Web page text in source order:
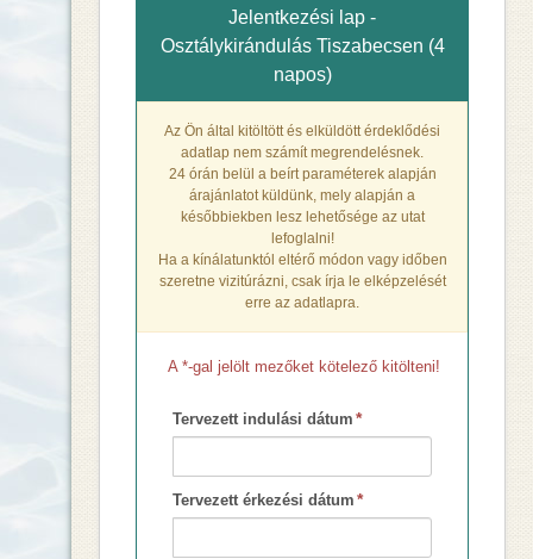
Jelentkezési lap -
Osztálykirándulás Tiszabecsen (4
napos)
Az Ön által kitöltött és elküldött érdeklődési
adatlap nem számít megrendelésnek.
24 órán belül a beírt paraméterek alapján
árajánlatot küldünk, mely alapján a
későbbiekben lesz lehetősége az utat
lefoglalni!
Ha a kínálatunktól eltérő módon vagy időben
szeretne vizitúrázni, csak írja le elképzelését
erre az adatlapra.
A *-gal jelölt mezőket kötelező kitölteni!
Tervezett indulási dátum *
Tervezett érkezési dátum *